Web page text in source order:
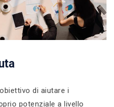
di aiutare i
potenziale a livello